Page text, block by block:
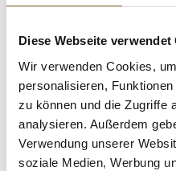
Diese Webseite verwendet
Wir verwenden Cookies,
personalisieren,
zu können und die Zugriffe
analysieren. Außerdem
Verwendung unserer
soziale Medien, Werbung
St.
Sherry Tio